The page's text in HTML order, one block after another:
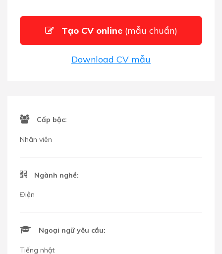
Tạo CV online (mẫu chuẩn)
Download CV mẫu
Cấp bậc:
Nhân viên
Ngành nghề:
Điện
Ngoại ngữ yêu cầu:
Tiếng nhật